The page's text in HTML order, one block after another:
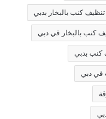
كنب بالبخار بدبي
كنب بالبخار في دبي
بدبي
في دبي